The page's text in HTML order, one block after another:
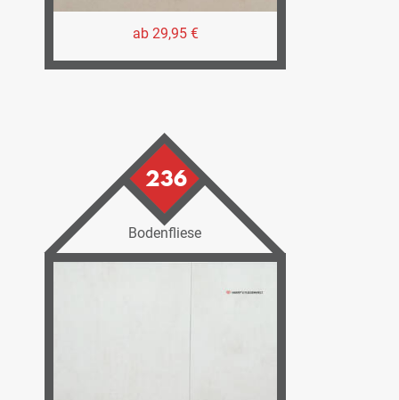
ab 29,95 €
236
Bodenfliese